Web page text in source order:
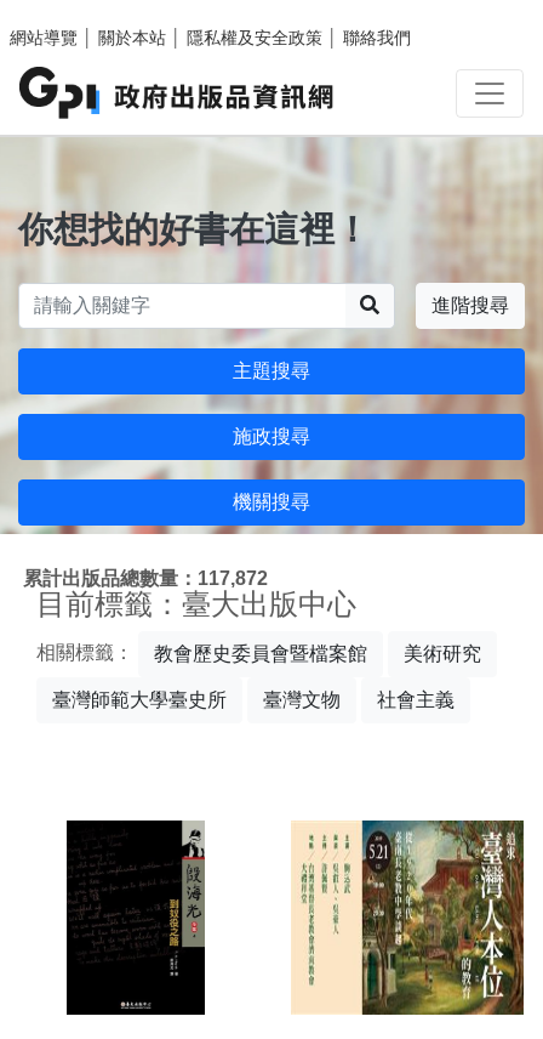
網站導覽
關於本站 隱私權及安全政策 聯絡我們
你想找的好書在這裡！
進階搜尋
主題搜尋
施政搜尋
機關搜尋
累計出版品總數量：117,872
目前標籤：臺大出版中心
相關標籤： 教會歷史委員會暨檔案館 美術研究
臺灣師範大學臺史所 臺灣文物 社會主義